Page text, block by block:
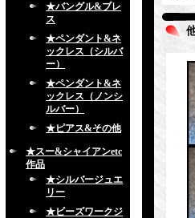
★バングル&ブレ
ス
★ペンダント&ネ
ックレス（シルバ
ー）
★ペンダント&ネ
ックレス（ノンシ
ルバー）
★ピアス&その他
★スー&シャイアンetc
作品
★シルバージュエ
リー
★ビーズワークジ